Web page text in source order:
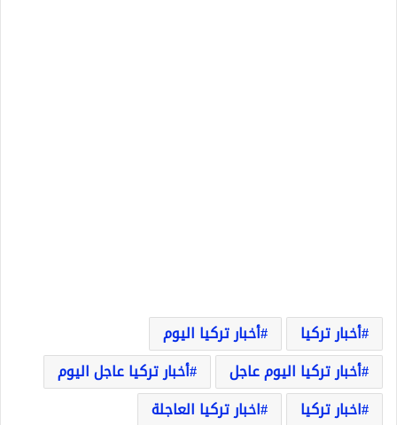
أخبار تركيا
أخبار تركيا اليوم
أخبار تركيا اليوم عاجل
أخبار تركيا عاجل اليوم
اخبار تركيا
اخبار تركيا العاجلة